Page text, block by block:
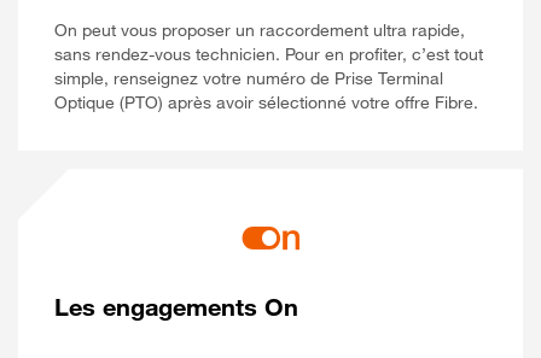
On peut vous proposer un raccordement ultra rapide,
sans rendez-vous technicien. Pour en profiter, c’est tout
simple, renseignez votre numéro de Prise Terminal
Optique (PTO) après avoir sélectionné votre offre Fibre.
Les engagements On